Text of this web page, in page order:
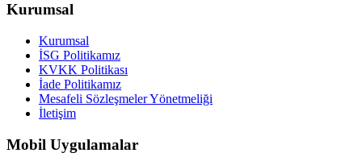
Kurumsal
Kurumsal
İSG Politikamız
KVKK Politikası
İade Politikamız
Mesafeli Sözleşmeler Yönetmeliği
İletişim
Mobil Uygulamalar